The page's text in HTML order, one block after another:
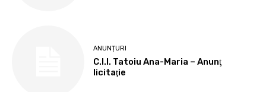
ANUNȚURI
C.I.I. Tatoiu Ana-Maria – Anunţ
licitaţie